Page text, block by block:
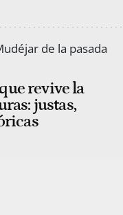
revive la
justas,